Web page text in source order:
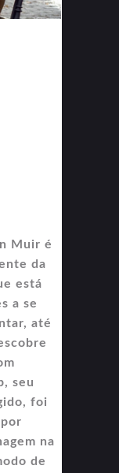
Muir é
da
está
a se
até
seu
foi
na
de